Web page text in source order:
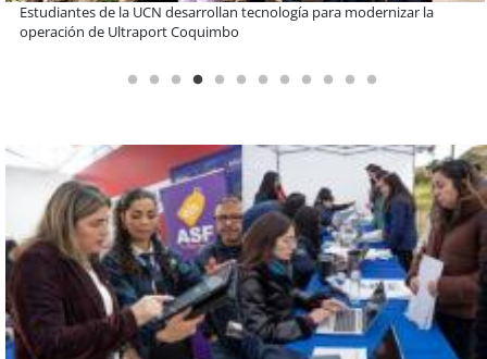
Educación y colaboración público-privada se toman La Araucanía:
encuentro reunió a líderes para abordar las brechas y oportunidades